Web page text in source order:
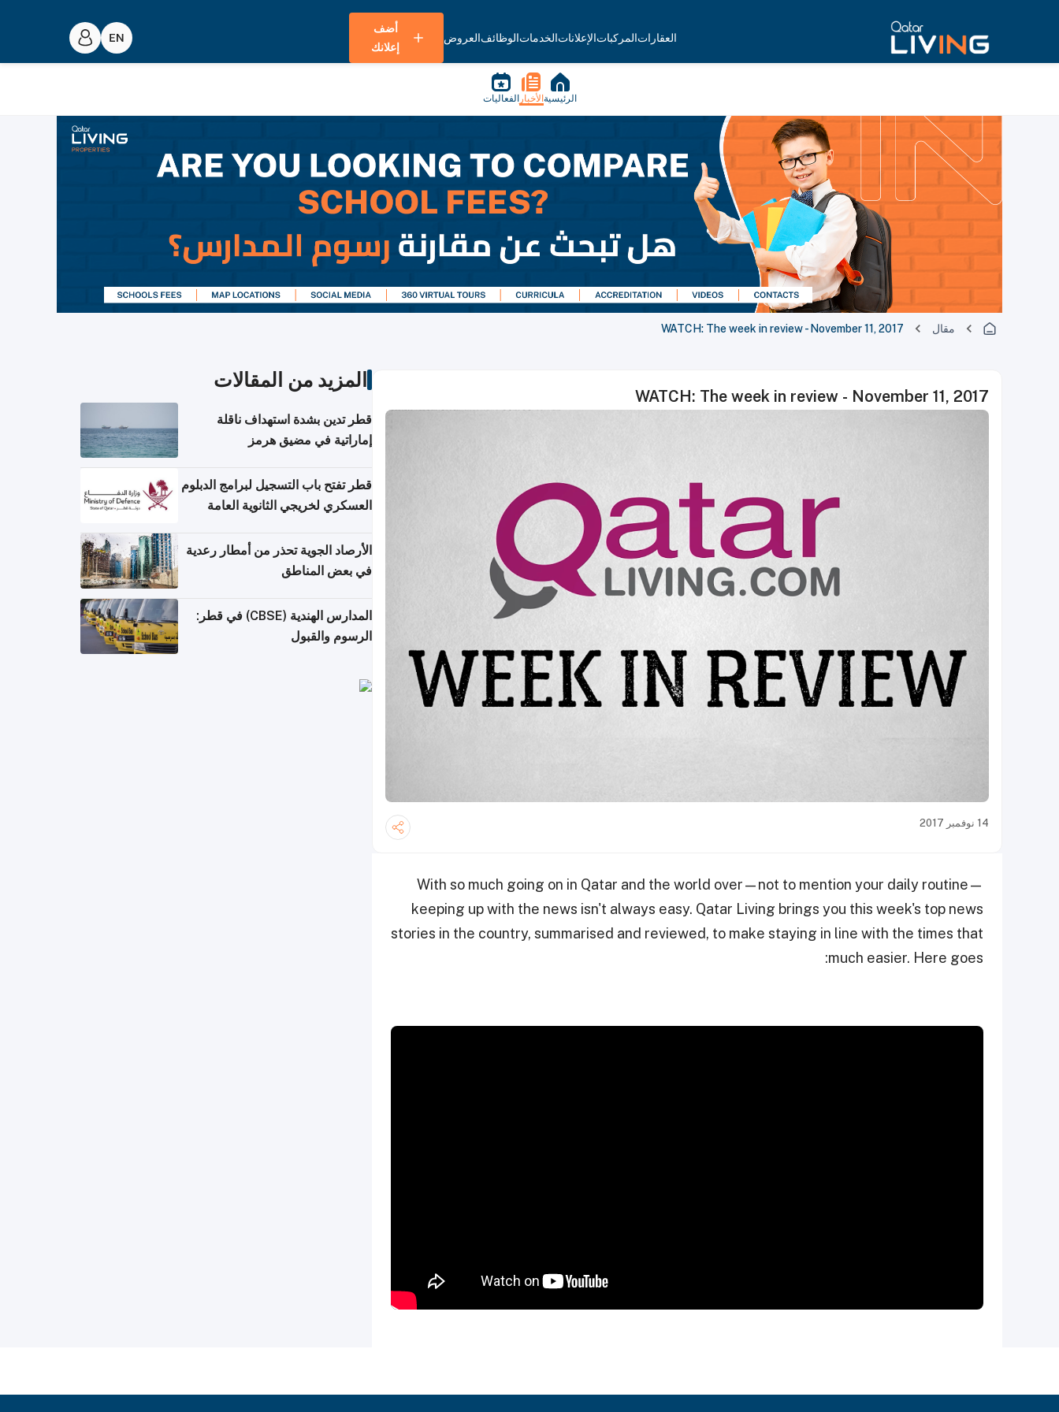
العقاراتالمركباتالإعلاناتالخدماتالوظائفالعروض
أضف
إعلانك
الرئيسية الأخبار الفعاليات
مقال WATCH: The week in review - November 11, 2017
WATCH: The week in review - November 11, 2017
14 نوفمبر 2017
With so much going on in Qatar and the world over—not to mention your daily routine—
keeping up with the news isn't always easy. Qatar Living brings you this week's top news
stories in the country, summarised and reviewed, to make staying in line with the times that
much easier. Here goes:
المزيد من المقالات
قطر تدين بشدة استهداف ناقلة
إماراتية في مضيق هرمز
قطر تفتح باب التسجيل لبرامج الدبلوم
العسكري لخريجي الثانوية العامة
الأرصاد الجوية تحذر من أمطار رعدية
في بعض المناطق
المدارس الهندية (CBSE) في قطر:
الرسوم والقبول